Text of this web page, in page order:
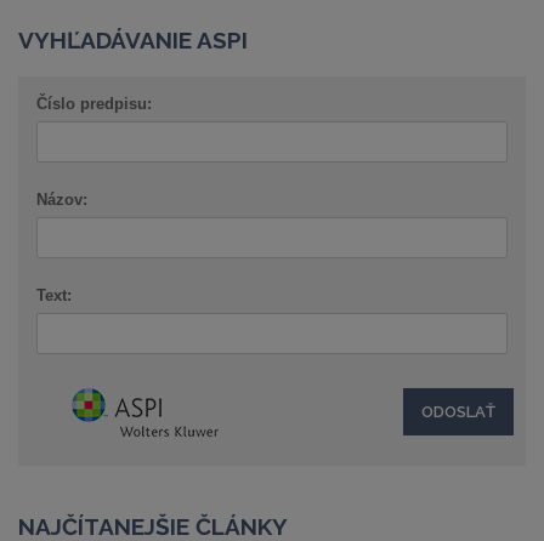
VYHĽADÁVANIE ASPI
Číslo predpisu:
Názov:
Text:
NAJČÍTANEJŠIE ČLÁNKY